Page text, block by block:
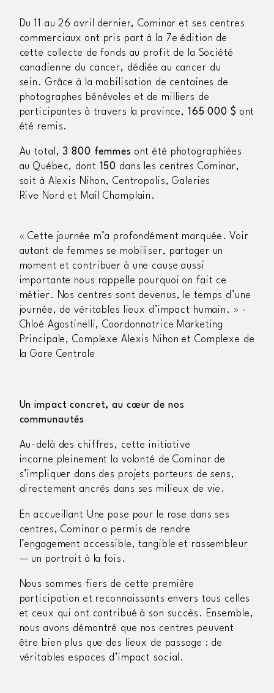
Du 11 au 26 avril dernier,Cominar et ses centres
commerciaux ont pris part à la 7e édition de
cette collecte de fonds au profit de la Société
canadienne du cancer, dédiée au cancer du
sein. Grâce à la mobilisation de centaines de
photographes bénévoles et de milliers de
participantes à travers la province, 165 000 $ ont
été remis.
Au total,3 800 femmes ont été photographiées
au Québec, dont
150 dans les centres Cominar,
soit à Alexis Nihon, Centropolis, Galeries
Rive
Nord et Mail Champlain.
«Cette journée m’a profondément marquée. Voir
autant de femmes se mobiliser, partager un
moment et contribuer à une cause aussi
importante nous rappelle pourquoi on fait ce
métier. Nos centres sont devenus, le temps d’une
journée, de véritables lieux d’impact humain. » -
Chloé Agostinelli, Coordonnatrice Marketing
Principale, Complexe Alexis Nihon et Complexe de
la Gare Centrale
Un impact concret, au cœur de nos
communautés
Au-delà des chiffres, cette initiative
incarne pleinement la volonté deCominar de
s’impliquer dans des projets porteurs de sens,
directement ancrés dans ses milieux de vie.
En accueillant Une pose pour le rose dans ses
centres,Cominar a permis de rendre
l’engagement accessible, tangible et rassembleur
— un portrait à la fois.
Nous sommes fiers de cette première
participation et reconnaissants envers tous celles
et ceux qui ont contribué à son succès. Ensemble,
nous avons démontré que nos centres peuvent
être bien plus que des lieux de passage : de
véritables espaces d’impact social.